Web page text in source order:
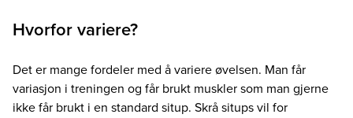
Hvorfor variere?
Det er mange fordeler med å variere øvelsen. Man får
variasjon i treningen og får brukt muskler som man gjerne
ikke får brukt i en standard situp. Skrå situps vil for